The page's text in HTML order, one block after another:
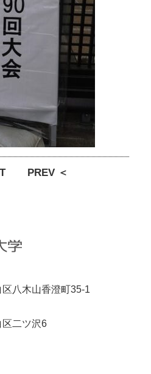
PREV ＜
八木山香澄町35-1
区二ツ沢6